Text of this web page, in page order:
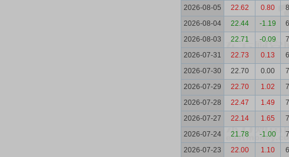
2026-08-05
22.62 0.80
2026-08-04
22.44 -1.19
2026-08-03
22.71 -0.09
2026-07-31
22.73 0.13
2026-07-30
22.70 0.00
2026-07-29
22.70 1.02
2026-07-28
22.47 1.49
2026-07-27
22.14 1.65
2026-07-24
21.78 -1.00
2026-07-23
22.00 1.10